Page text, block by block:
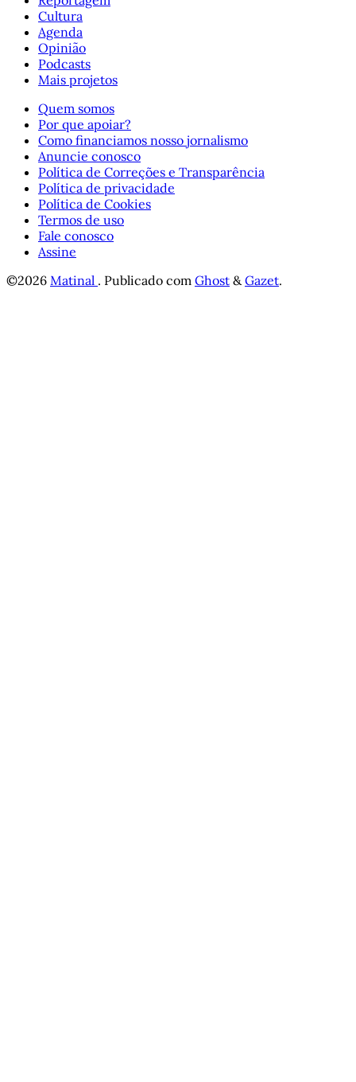
Cultura
Agenda
Opinião
Podcasts
Mais projetos
Quem somos
Por que apoiar?
Como financiamos nosso jornalismo
Anuncie conosco
Política de Correções e Transparência
Política de privacidade
Política de Cookies
Termos de uso
Fale conosco
Assine
©2026 Matinal . Publicado com Ghost &Gazet.